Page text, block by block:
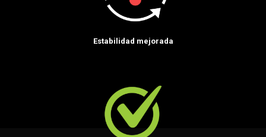
Estabilidad mejorada